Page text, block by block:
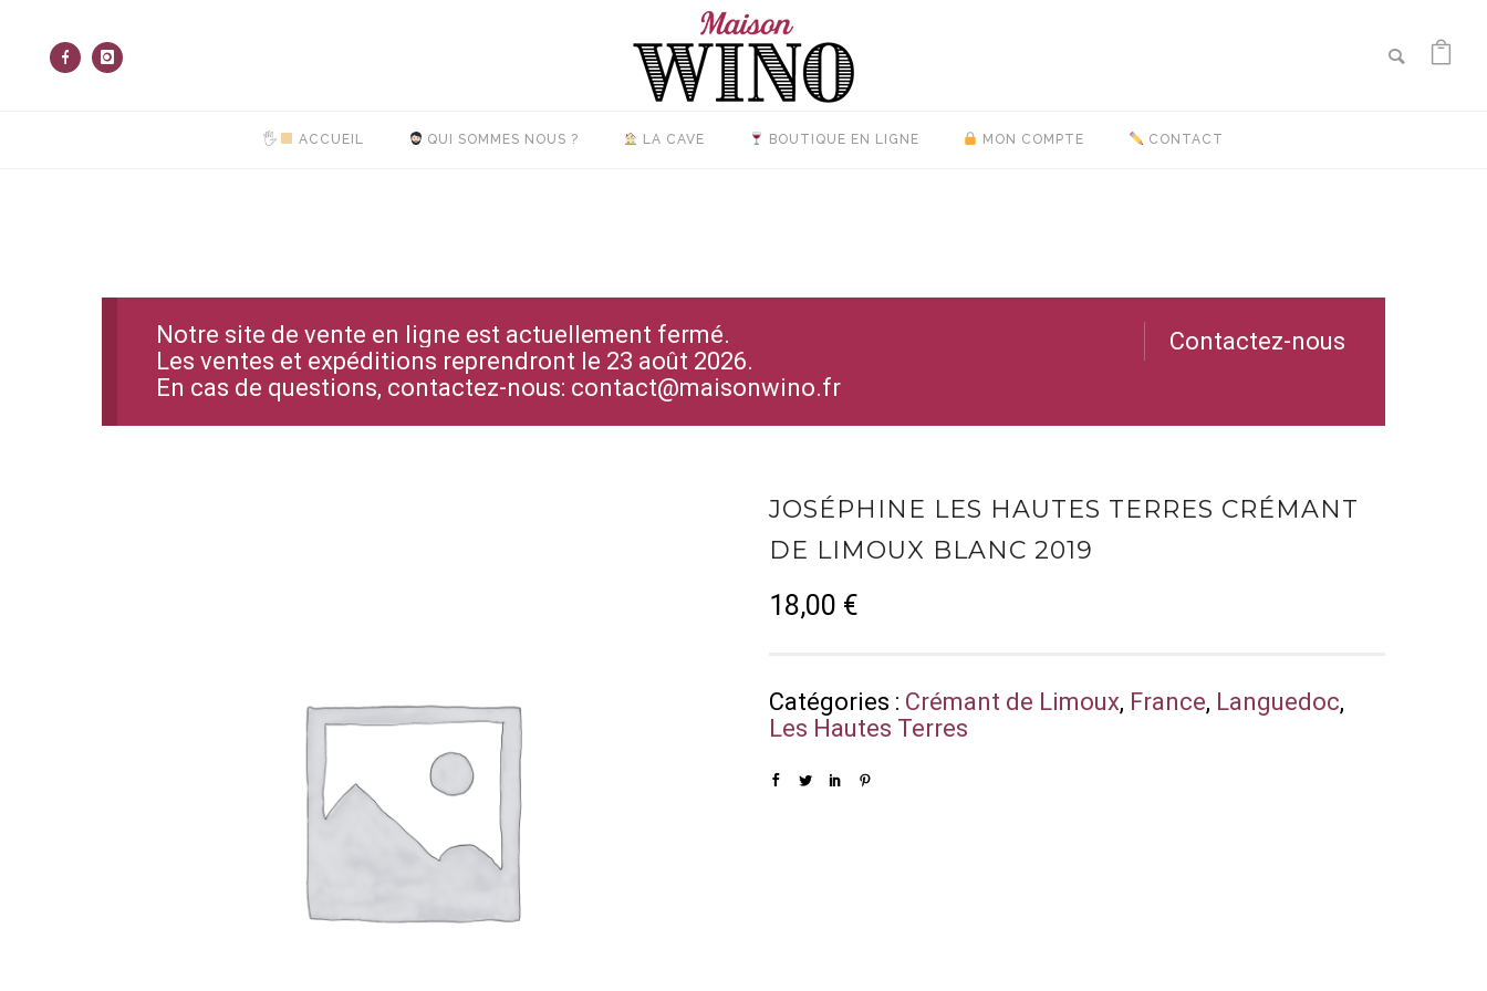
🖐 ACCUEIL QUI SOMMES NOUS ? LA CAVE BOUTIQUE EN LIGNE MON COMPTE CONTACT
Contactez-nous
Notre site de vente en ligne est actuellement fermé.
Les ventes et expéditions reprendront le 23 août 2026.
En cas de questions, contactez-nous: contact@maisonwino.fr
JOSÉPHINE LES HAUTES TERRES CRÉMANT
DE LIMOUX BLANC 2019
18,00 €
Catégories : Crémant de Limoux, France, Languedoc,
Les Hautes Terres